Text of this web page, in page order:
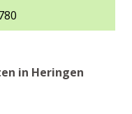
in Heringen